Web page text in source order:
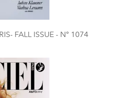
FALL ISSUE - N° 1074